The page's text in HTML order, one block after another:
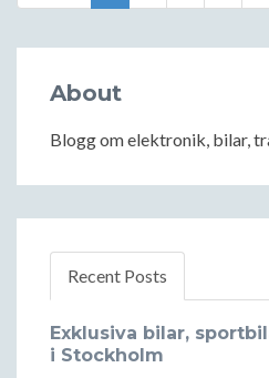
About
Blogg om elektronik, bilar,
Recent Posts
Exklusiva bilar,
i Stockholm